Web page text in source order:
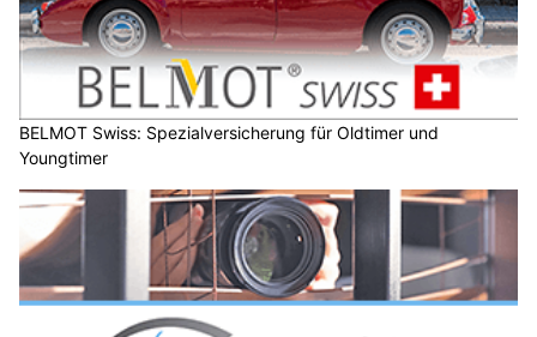
BELMOT Swiss: Spezialversicherung für Oldtimer und
Youngtimer